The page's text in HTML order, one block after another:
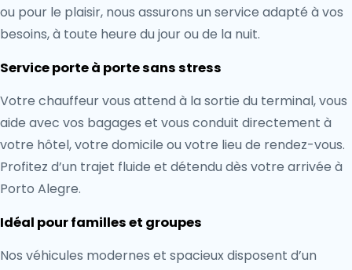
ou pour le plaisir, nous assurons un service adapté à vos
besoins, à toute heure du jour ou de la nuit.
Service porte à porte sans stress
Votre chauffeur vous attend à la sortie du terminal, vous
aide avec vos bagages et vous conduit directement à
votre hôtel, votre domicile ou votre lieu de rendez-vous.
Profitez d’un trajet fluide et détendu dès votre arrivée à
Porto Alegre.
Idéal pour familles et groupes
Nos véhicules modernes et spacieux disposent d’un